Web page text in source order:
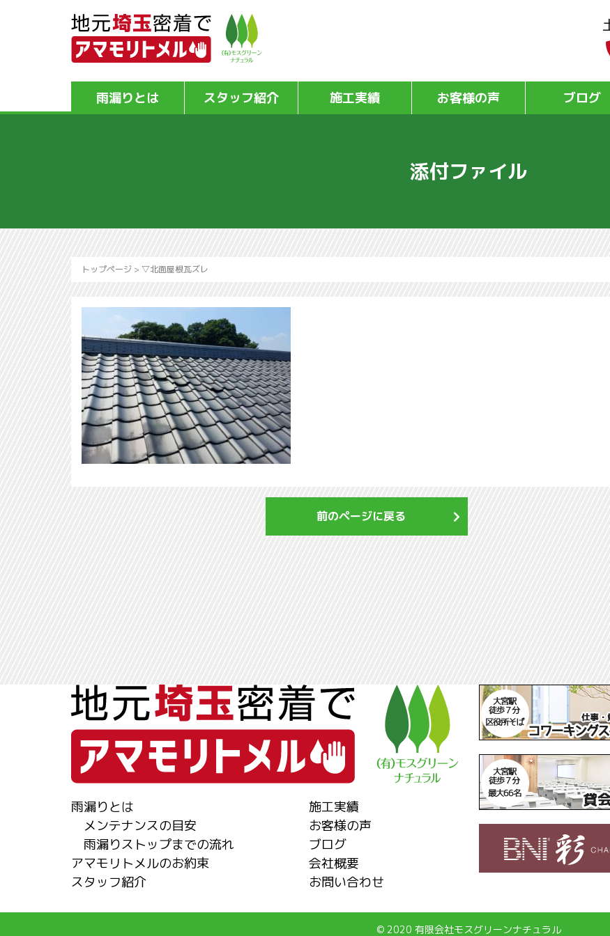
雨漏りとは スタッフ紹介 施工実績 お客様の声 ブログ
添付ファイル
トップページ > ▽北面屋根瓦ズレ
前のページに戻る
雨漏りとは
メンテナンスの目安
雨漏りストップまでの流れ
アマモリトメルのお約束
スタッフ紹介
施工実績
お客様の声
ブログ
会社概要
お問い合わせ
© 2020 有限会社モスグリーンナチュラル